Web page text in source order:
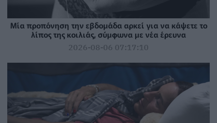
Μία προπόνηση την εβδομάδα αρκεί για να κάψετε το
λίπος της κοιλιάς, σύμφωνα με νέα έρευνα
2026-08-06 07:17:10